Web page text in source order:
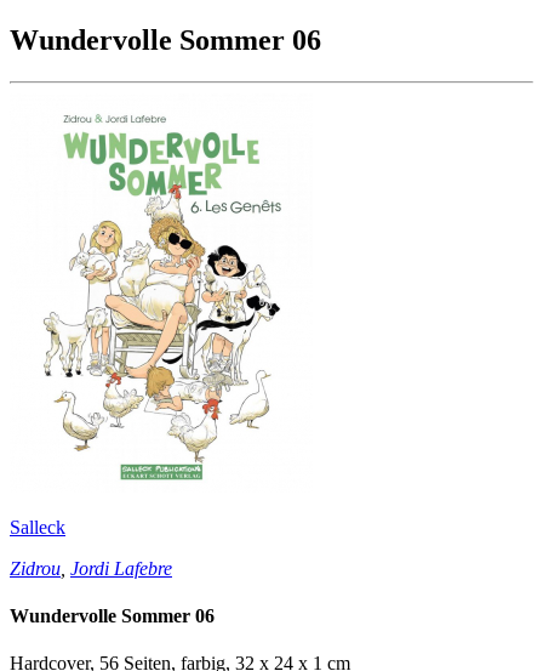
Wundervolle Sommer 06
Salleck
Zidrou Jordi Lafebre
Wundervolle Sommer 06
Hardcover, 56 Seiten, farbig, 32 x 24 x 1 cm